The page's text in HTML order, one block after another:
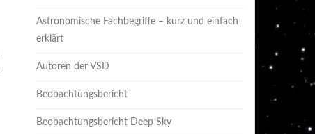
Astronomische Fachbegriffe – kurz und einfach
erklärt
Autoren der VSD
Beobachtungsbericht
Beobachtungsbericht Deep Sky